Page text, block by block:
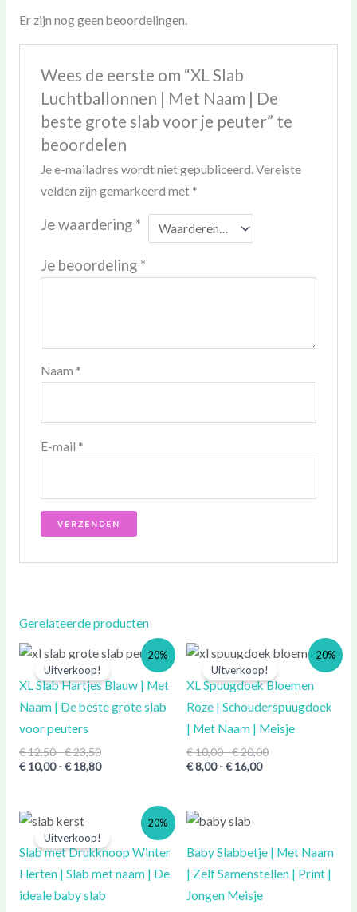
Er zijn nog geen beoordelingen.
Wees de eerste om “XL Slab
Luchtballonnen | Met Naam | De
beste grote slab voor je peuter” te
beoordelen
Je e-mailadres wordt niet gepubliceerd.Vereiste
velden zijn gemarkeerd met *
Je waardering *
Je beoordeling *
Naam *
E-mail *
Gerelateerde producten
20%
Uitverkoop!
XL Slab Hartjes Blauw | Met
Naam | De beste grote slab
voor peuters
€12,50-€23,50
Prijsklasse:
€ 12,50
tot
€ 23,50
€10,00 -€18,80
Prijsklasse:
€ 10,00
tot
€ 18,80
20%
Uitverkoop!
XL Spuugdoek Bloemen
Roze | Schouderspuugdoek
| Met Naam | Meisje
€10,00-€20,00
Prijsklasse:
tot
€ 20,00
€8,00 -€16,00
Prijsklasse:
€ 8,00
tot
€ 16,00
20%
Uitverkoop!
Slab met Drukknoop Winter
Herten | Slab met naam | De
ideale baby slab
Prijsklasse:
tot
€ 20,00
Prijsklasse:
€ 8,00
tot
€ 16,00
Baby Slabbetje | Met Naam
| Zelf Samenstellen | Print |
Jongen Meisje
tot
€ 20,00